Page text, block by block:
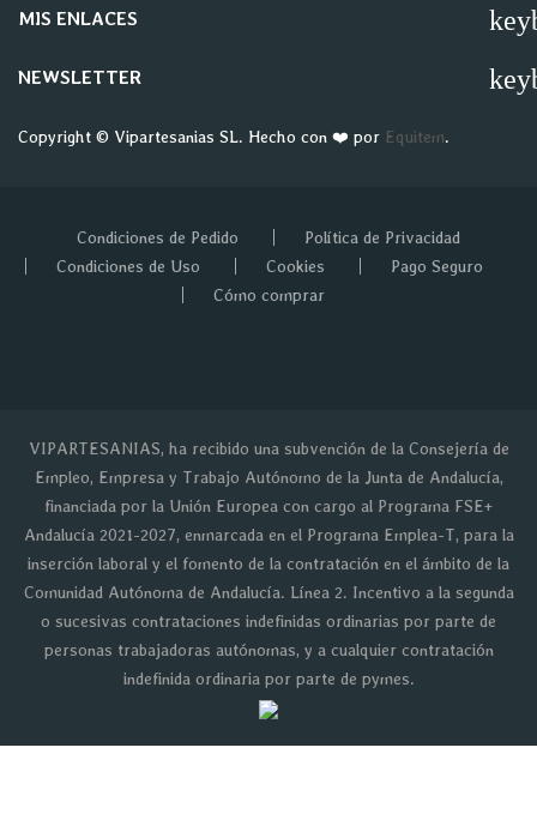
MIS ENLACES
NEWSLETTER
Copyright © Vipartesanias SL. Hecho con ❤️ por Equitem.
Condiciones de Pedido
Política de Privacidad
Condiciones de Uso
Cookies
Pago Seguro
Cómo comprar
VIPARTESANIAS, ha recibido una subvención de la Consejería de
Empleo, Empresa y Trabajo Autónomo de la Junta de Andalucía,
financiada por la Unión Europea con cargo al Programa FSE+
Andalucía 2021-2027, enmarcada en el Programa Emplea-T, para la
inserción laboral y el fomento de la contratación en el ámbito de la
Comunidad Autónoma de Andalucía. Línea 2. Incentivo a la segunda
o sucesivas contrataciones indefinidas ordinarias por parte de
personas trabajadoras autónomas, y a cualquier contratación
indefinida ordinaria por parte de pymes.